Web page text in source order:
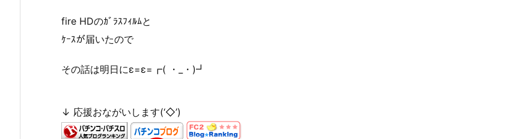
fire HDのｶﾞﾗｽﾌｨﾙﾑと
ｹｰｽが届いたので
その話は明日にε=ε=┏( ・_・)┛
↓ 応援おながいします(‘◇’)ゞ